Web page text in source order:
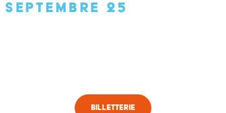
septembre 25
Billetterie